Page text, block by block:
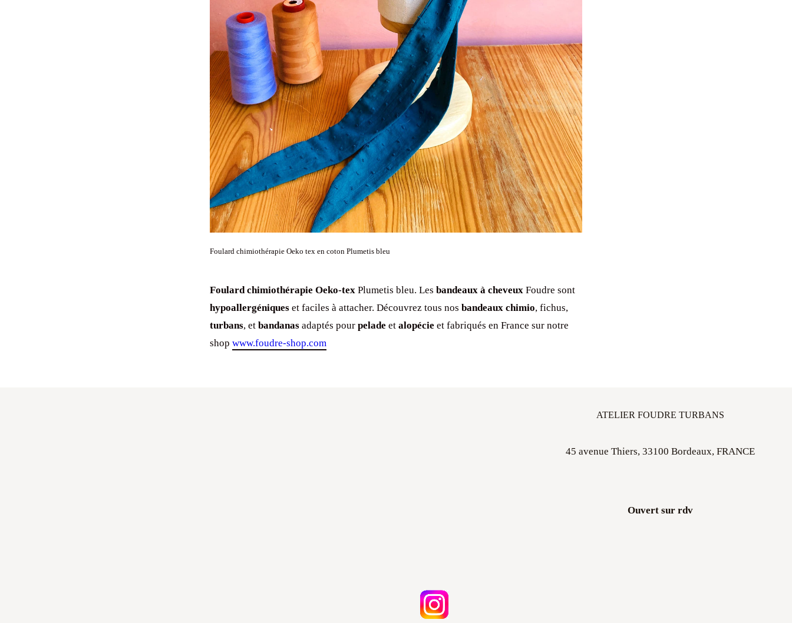
Foulard chimiothérapie Oeko tex en coton Plumetis bleu
Foulard chimiothérapie Oeko-tex Plumetis bleu. Les bandeaux à cheveux Foudre sont
hypoallergéniques et faciles à attacher. Découvrez tous nos bandeaux chimio, fichus,
turbans, et bandanas adaptés pour pelade et alopécie et fabriqués en France sur notre
shop www.foudre-shop.com
ATELIER FOUDRE TURBANS
45 avenue Thiers, 33100 Bordeaux, FRANCE
Ouvert sur rdv